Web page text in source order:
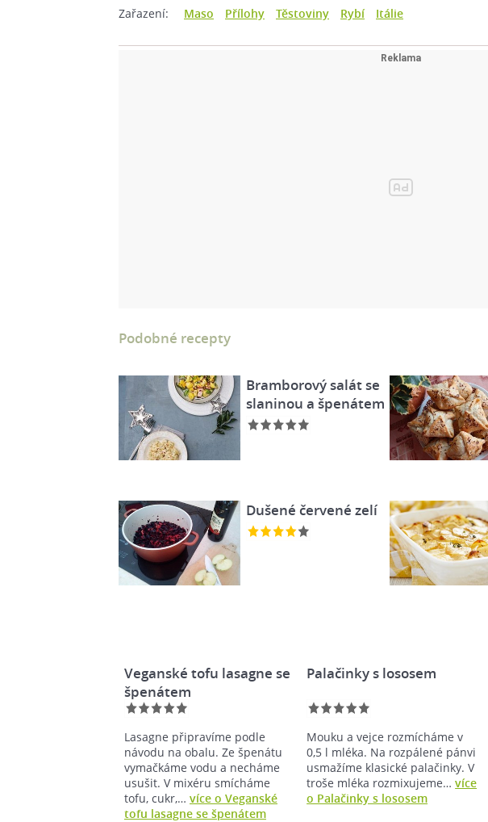
Zařazení: Maso Přílohy Těstoviny Rybí Itálie
Podobné recepty
Bramborový salát se
slaninou a špenátem
Dušené červené zelí
Veganské tofu lasagne se
špenátem
Lasagne připravíme podle
návodu na obalu. Ze špenátu
vymačkáme vodu a necháme
usušit. V mixéru smícháme
tofu, cukr,… více o Veganské
tofu lasagne se špenátem
Palačinky s lososem
Mouku a vejce rozmícháme v
0,5 l mléka. Na rozpálené pánvi
usmažíme klasické palačinky. V
troše mléka rozmixujeme…více
o Palačinky s lososem